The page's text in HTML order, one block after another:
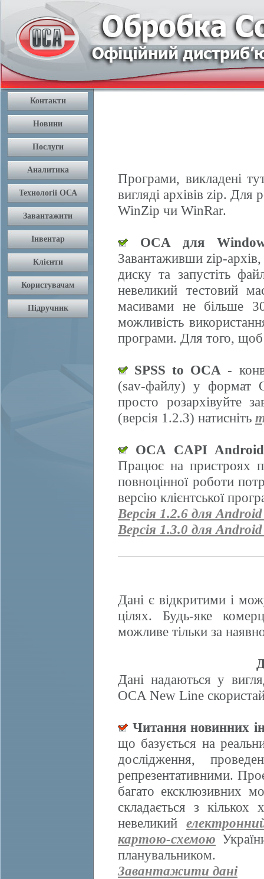
Програми, викладені
вигляді архівів zip. Для
WinZip чи WinRar.
OCA для
Завантаживши zip-
диску та запустіть
невеликий тестовий
масивами не більше
можливість
програми. Для того, щоб
SPSS to OCA -
(sav-файлу) у формат
просто розархівуйте
(версія 1.2.3) натисніть
OCA CAPI Android
Працює на пристроях
повноцінної роботи
версію клієнтської
Версія 1.2.6 для
Версія 1.3.0 для
Дані є відкритими і
цілях. Будь-яке
можливе тільки за
Дані надаються у
OCA New Line
Читання новинних
що базується на
дослідження,
репрезентативними.
багато ексклюзивних
складається з
невеликий
картою-схемою
планувальником.
Завантажити дані